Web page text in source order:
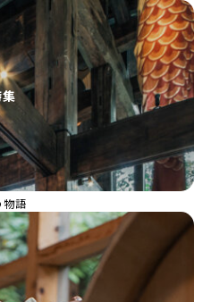
語